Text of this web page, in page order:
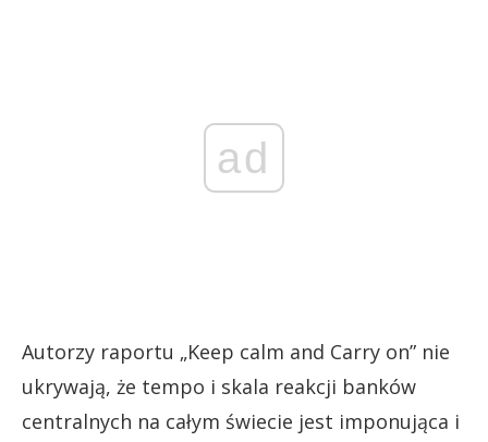
ad
Autorzy raportu „Keep calm and Carry on” nie
ukrywają, że tempo i skala reakcji banków
centralnych na całym świecie jest imponująca i